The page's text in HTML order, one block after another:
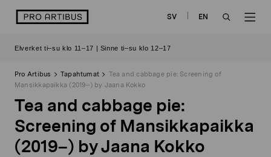
sisältöön
logo SV
EN
Elverket ti–su klo 11–17 | Sinne ti–su klo 12–17
Pro Artibus Tapahtumat
Tea and cabbage pie: Screening of
Mansikkapaikka (2019–) by Jaana Kokko
Tea and cabbage pie:
Screening of Mansikkapaikka
(2019–) by Jaana Kokko